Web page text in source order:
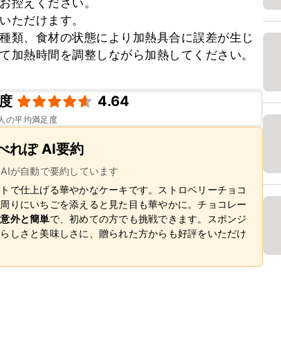
控えください。
ただけます。
類、食材の状態により加熱具合に誤差が生じ
加熱時間を調整しながら加熱してください。
4.64
の平均満足度
れぽ AI要約
が自動で要約しています
で仕上げる華やかなケーキです。ストロベリーチョコ
りにいちごを添えると見た目も華やかに。チョコレー
外と簡単で、初めての方でも挑戦できます。スポンジ
しさと美味しさに、贈られた方からも好評をいただけ